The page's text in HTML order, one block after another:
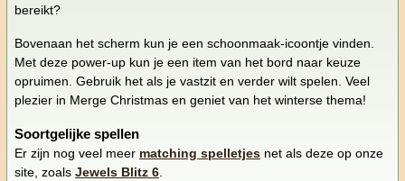
bereikt?
Bovenaan het scherm kun je een schoonmaak-icoontje vinden.
Met deze power-up kun je een item van het bord naar keuze
opruimen. Gebruik het als je vastzit en verder wilt spelen. Veel
plezier in Merge Christmas en geniet van het winterse thema!
Soortgelijke spellen
Er zijn nog veel meer matching spelletjes net als deze op onze
site, zoals Jewels Blitz 6.